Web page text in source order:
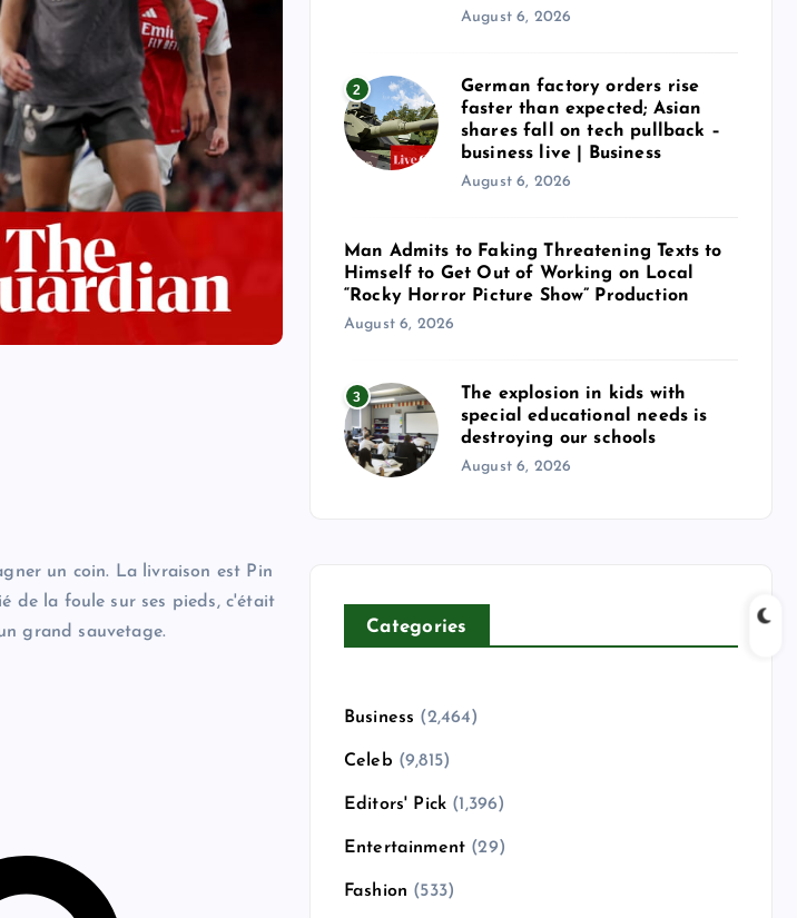
un coin. La livraison est Pin
de la foule sur ses pieds, c'était
grand sauvetage.
August 6, 2026
2
German factory orders rise
faster than expected; Asian
shares fall on tech pullback –
business live | Business
August 6, 2026
Man Admits to Faking Threatening Texts to
Himself to Get Out of Working on Local
“Rocky Horror Picture Show” Production
August 6, 2026
3
The explosion in kids with
special educational needs is
destroying our schools
August 6, 2026
Categories
Business (2,464)
Celeb (9,815)
Editors' Pick (1,396)
Entertainment (29)
Fashion (533)